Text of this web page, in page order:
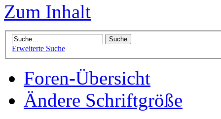
Zum Inhalt
Erweiterte Suche
Foren-Übersicht
Ändere Schriftgröße